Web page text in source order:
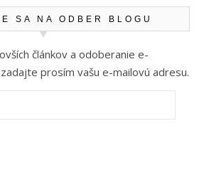
SA NA ODBER BLOGU
článkov a odoberanie e-
prosím vašu e-mailovú adresu.